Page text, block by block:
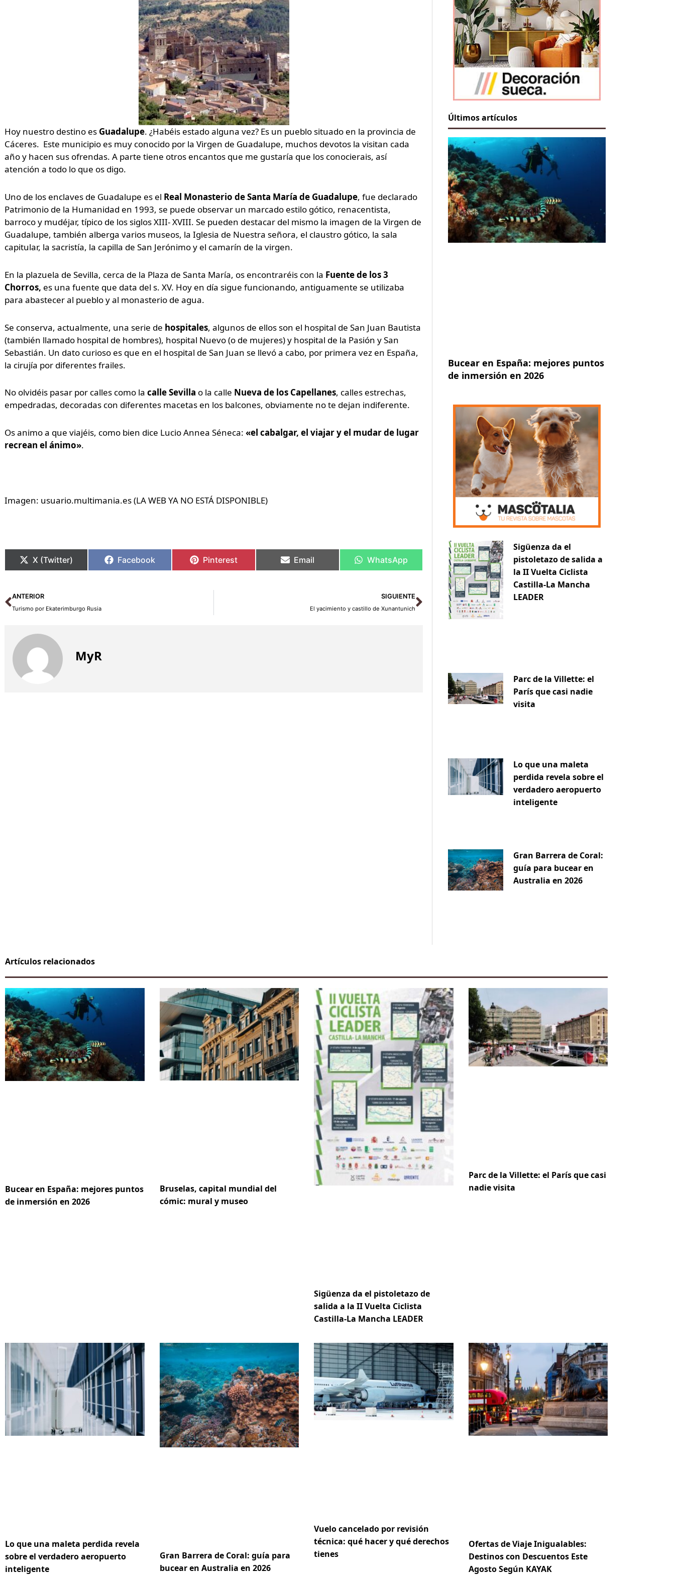
Hoy nuestro destino es Guadalupe. ¿Habéis estado alguna vez? Es un pueblo situado en la provincia de
Cáceres. Este municipio es muy conocido por la Virgen de Guadalupe, muchos devotos la visitan cada
año y hacen sus ofrendas. A parte tiene otros encantos que me gustaría que los conocierais, así
atención a todo lo que os digo.
Uno de los enclaves de Guadalupe es el Real Monasterio de Santa María de Guadalupe, fue declarado
Patrimonio de la Humanidad en 1993, se puede observar un marcado estilo gótico, renacentista,
barroco y mudéjar, típico de los siglos XIII- XVIII. Se pueden destacar del mismo la imagen de la Virgen de
Guadalupe, también alberga varios museos, la Iglesia de Nuestra señora, el claustro gótico, la sala
capitular, la sacristía, la capilla de San Jerónimo y el camarín de la virgen.
En la plazuela de Sevilla, cerca de la Plaza de Santa María, os encontraréis con la Fuente de los 3
Chorros, es una fuente que data del s. XV. Hoy en día sigue funcionando, antiguamente se utilizaba
para abastecer al pueblo y al monasterio de agua.
Se conserva, actualmente, una serie de hospitales, algunos de ellos son el hospital de San Juan Bautista
(también llamado hospital de hombres), hospital Nuevo (o de mujeres) y hospital de la Pasión y San
Sebastián. Un dato curioso es que en el hospital de San Juan se llevó a cabo, por primera vez en España,
la cirujía por diferentes frailes.
No olvidéis pasar por calles como la calle Sevilla o la calle Nueva de los Capellanes, calles estrechas,
empedradas, decoradas con diferentes macetas en los balcones, obviamente no te dejan indiferente.
Os animo a que viajéis, como bien dice Lucio Annea Séneca: «el cabalgar, el viajar y el mudar de lugar
recrean el ánimo».
Imagen: usuario.multimania.es (LA WEB YA NO ESTÁ DISPONIBLE)
X (Twitter) Facebook Pinterest Email WhatsApp
Ant
ANTERIOR
Turismo por Ekaterimburgo Rusia
SIGUIENTE
El yacimiento y castillo de Xunantunich
Siguiente
MyR
Últimos artículos
Bucear en España: mejores puntos
de inmersión en 2026
Sigüenza da el
pistoletazo de salida a
la II Vuelta Ciclista
Castilla-La Mancha
LEADER
Parc de la Villette: el
París que casi nadie
visita
Lo que una maleta
perdida revela sobre el
verdadero aeropuerto
inteligente
Gran Barrera de Coral:
guía para bucear en
Australia en 2026
Artículos relacionados
Bucear en España: mejores puntos
de inmersión en 2026
Bruselas, capital mundial del
cómic: mural y museo
Sigüenza da el pistoletazo de
salida a la II Vuelta Ciclista
Castilla-La Mancha LEADER
Parc de la Villette: el París que casi
nadie visita
Lo que una maleta perdida revela
sobre el verdadero aeropuerto
inteligente
Gran Barrera de Coral: guía para
bucear en Australia en 2026
Vuelo cancelado por revisión
técnica: qué hacer y qué derechos
tienes
Ofertas de Viaje Inigualables:
Destinos con Descuentos Este
Agosto Según KAYAK